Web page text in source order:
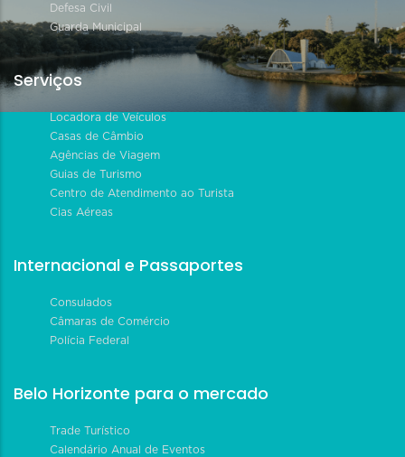
Defesa Civil
Guarda Municipal
Serviços
Locadora de Veículos
Casas de Câmbio
Agências de Viagem
Guias de Turismo
Centro de Atendimento ao Turista
Cias Aéreas
Internacional e Passaportes
Consulados
Câmaras de Comércio
Polícia Federal
Belo Horizonte para o mercado
Trade Turístico
Calendário Anual de Eventos